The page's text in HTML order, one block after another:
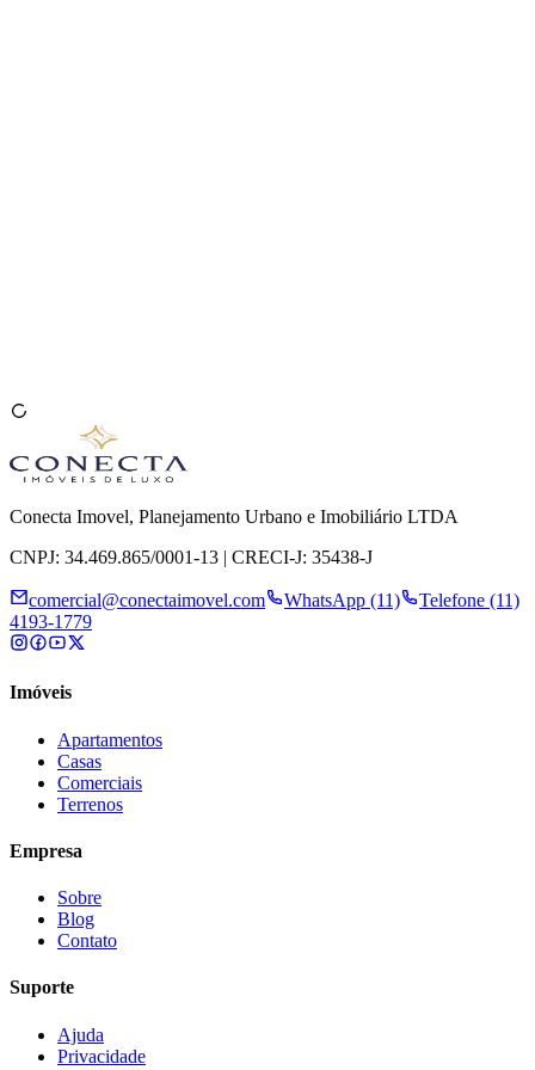
Conecta Imovel, Planejamento Urbano e Imobiliário LTDA
CNPJ: 34.469.865/0001-13 | CRECI-J: 35438-J
comercial@conectaimovel.com WhatsApp (11)
Telefone (11)
4193-1779
Imóveis
Apartamentos
Casas
Comerciais
Terrenos
Empresa
Sobre
Blog
Contato
Suporte
Ajuda
Privacidade